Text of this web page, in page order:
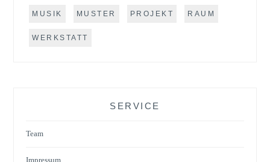
MUSIK MUSTER PROJEKT RAUM
WERKSTATT
SERVICE
Team
Impressum